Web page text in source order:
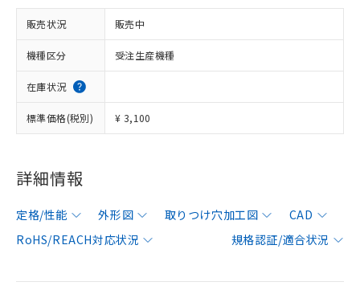
販売状況 販売中
機種区分 受注生産機種
在庫状況
標準価格(税別) ¥ 3,100
詳細情報
定格/性能 外形図 取りつけ穴加工図
CAD
RoHS/REACH対応状況
規格認証/適合状況